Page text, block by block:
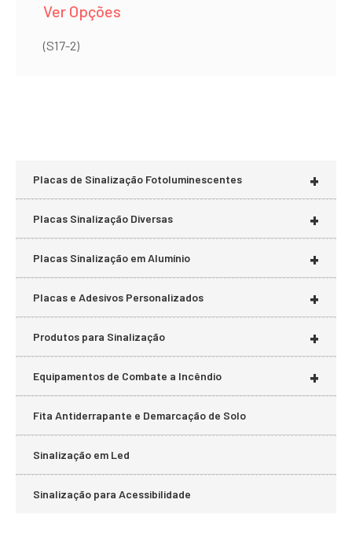
Ver Opções
(S17-2)
+
Placas de Sinalização Fotoluminescentes
+
Placas Sinalização Diversas
+
Placas Sinalização em Alumínio
+
Placas e Adesivos Personalizados
+
Produtos para Sinalização
+
Equipamentos de Combate a Incêndio
Fita Antiderrapante e Demarcação de Solo
Sinalização em Led
Sinalização para Acessibilidade